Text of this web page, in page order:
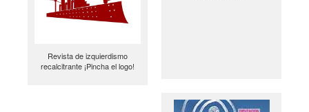
Revista de izquierdismo
recalcitrante ¡Pincha el logo!